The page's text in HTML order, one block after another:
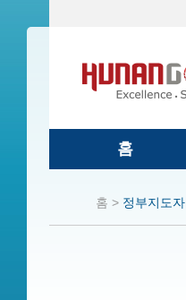
홈
홈 > 정부지도자